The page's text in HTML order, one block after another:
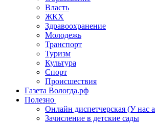
Власть
ЖКХ
Здравоохранение
Молодежь
Транспорт
Туризм
Культура
Спорт
Происшествия
Газета Вологда.рф
Полезно
Онлайн диспетчерская (У нас
Зачисление в детские сады